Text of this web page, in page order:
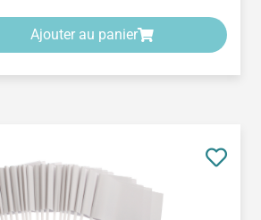
Ajouter au panier